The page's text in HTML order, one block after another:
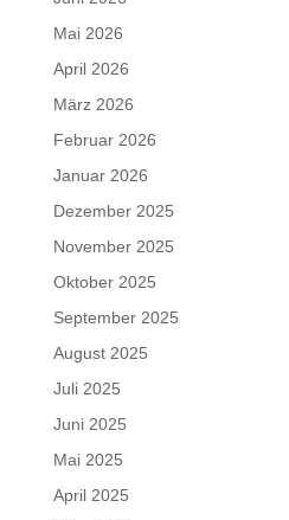
Mai 2026
April 2026
März 2026
Februar 2026
Januar 2026
Dezember 2025
November 2025
Oktober 2025
September 2025
August 2025
Juli 2025
Juni 2025
Mai 2025
April 2025